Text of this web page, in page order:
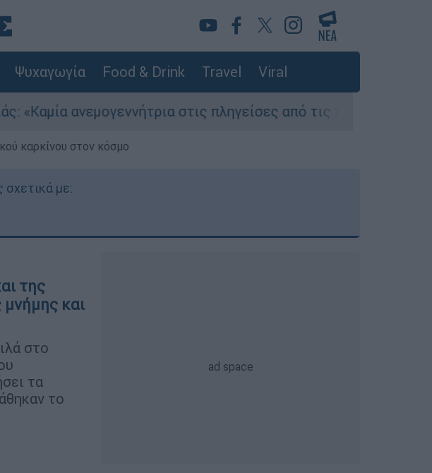
Ψυχαγωγία Food & Drink Travel Viral
στις πληγείσες από τις πυρκαγιές περιοχές της
καρκίνου στον κόσμο
σχετικά με:
της
μνήμης και
στο
τα
το